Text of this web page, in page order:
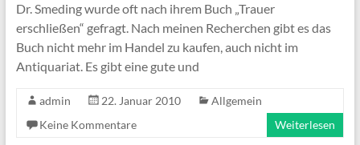
Dr. Smeding wurde oft nach ihrem Buch „Trauer
erschließen“ gefragt. Nach meinen Recherchen gibt es das
Buch nicht mehr im Handel zu kaufen, auch nicht im
Antiquariat. Es gibt eine gute und
admin 22. Januar 2010
Allgemein
Keine Kommentare
Weiterlesen